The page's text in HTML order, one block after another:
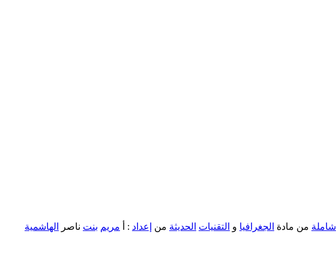
شاملة من مادة الجغرافيا و التقنيات الحديثة من إعداد : أ مريم بنت ناصر الهاشمية